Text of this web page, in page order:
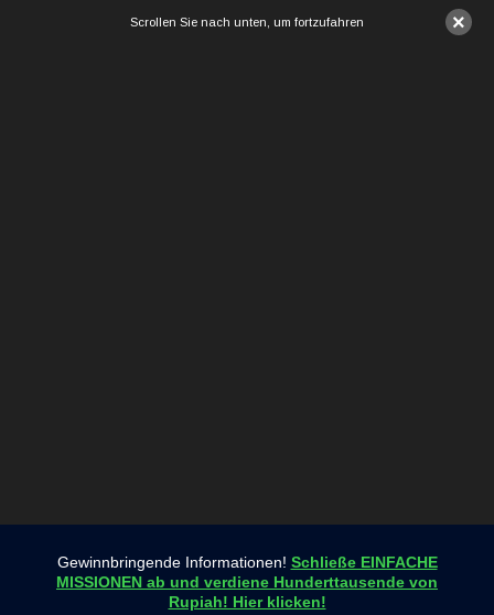
×
Scrollen Sie nach unten, um fortzufahren
Gewinnbringende Informationen! Schließe EINFACHE
MISSIONEN ab und verdiene Hunderttausende von
Rupiah! Hier klicken!